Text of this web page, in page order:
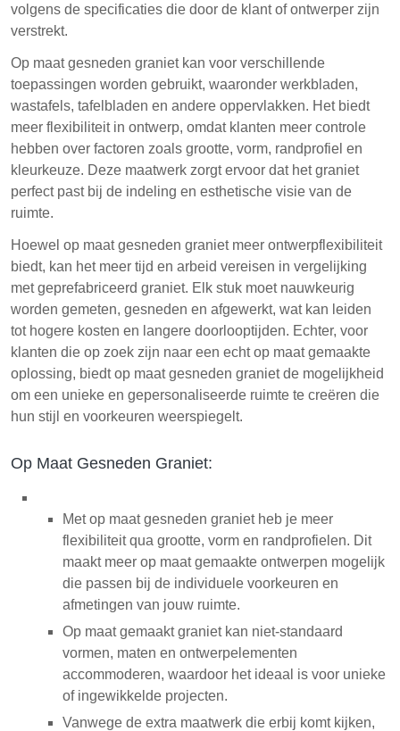
volgens de specificaties die door de klant of ontwerper zijn
verstrekt.
Op maat gesneden graniet kan voor verschillende
toepassingen worden gebruikt, waaronder werkbladen,
wastafels, tafelbladen en andere oppervlakken. Het biedt
meer flexibiliteit in ontwerp, omdat klanten meer controle
hebben over factoren zoals grootte, vorm, randprofiel en
kleurkeuze. Deze maatwerk zorgt ervoor dat het graniet
perfect past bij de indeling en esthetische visie van de
ruimte.
Hoewel op maat gesneden graniet meer ontwerpflexibiliteit
biedt, kan het meer tijd en arbeid vereisen in vergelijking
met geprefabriceerd graniet. Elk stuk moet nauwkeurig
worden gemeten, gesneden en afgewerkt, wat kan leiden
tot hogere kosten en langere doorlooptijden. Echter, voor
klanten die op zoek zijn naar een echt op maat gemaakte
oplossing, biedt op maat gesneden graniet de mogelijkheid
om een unieke en gepersonaliseerde ruimte te creëren die
hun stijl en voorkeuren weerspiegelt.
Op Maat Gesneden Graniet:
Met op maat gesneden graniet heb je meer
flexibiliteit qua grootte, vorm en randprofielen. Dit
maakt meer op maat gemaakte ontwerpen mogelijk
die passen bij de individuele voorkeuren en
afmetingen van jouw ruimte.
Op maat gemaakt graniet kan niet-standaard
vormen, maten en ontwerpelementen
accommoderen, waardoor het ideaal is voor unieke
of ingewikkelde projecten.
Vanwege de extra maatwerk die erbij komt kijken,